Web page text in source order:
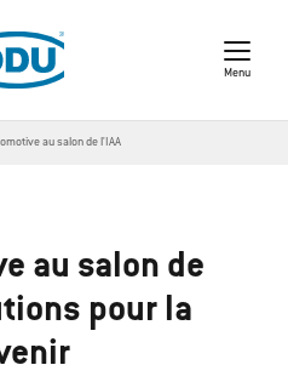
Menu
au salon de l'IAA
au salon de
pour la